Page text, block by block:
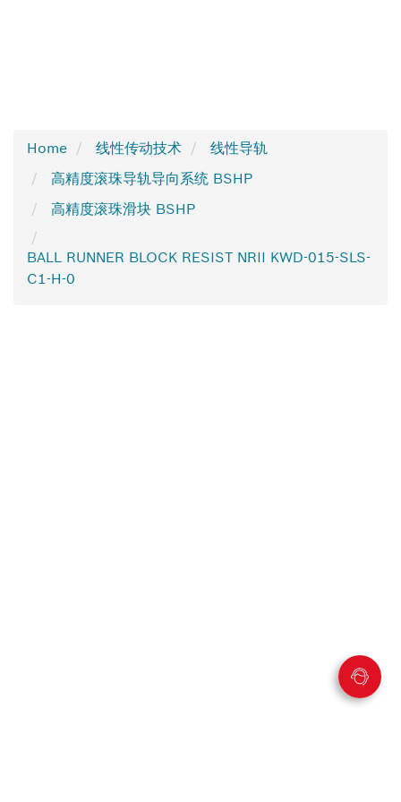
Home 线性传动技术
线性导轨
高精度滚珠导轨导向系统 BSHP
高精度滚珠滑块 BSHP
BALL RUNNER BLOCK RESIST NRII KWD-015-SLS-
C1-H-0